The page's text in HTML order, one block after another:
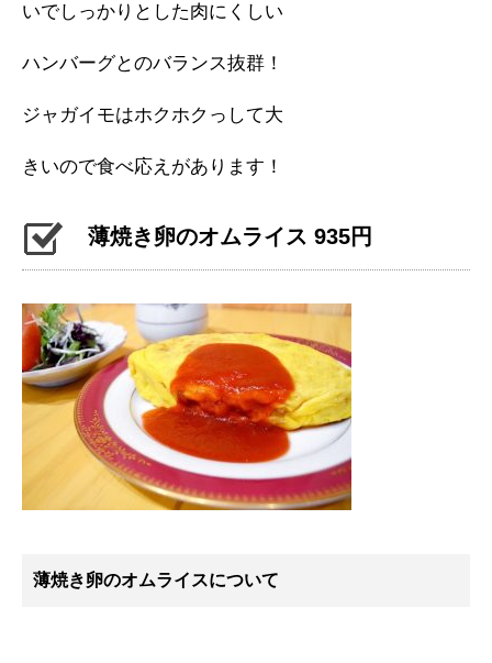
いでしっかりとした肉にくしい
ハンバーグとのバランス抜群！
ジャガイモはホクホクっして大
きいので食べ応えがあります！
薄焼き卵のオムライス 935円
薄焼き卵のオムライスについて